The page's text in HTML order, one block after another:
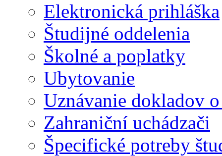
Elektronická prihláška
Študijné oddelenia
Školné a poplatky
Ubytovanie
Uznávanie dokladov
Zahraniční uchádzači
Špecifické potreby